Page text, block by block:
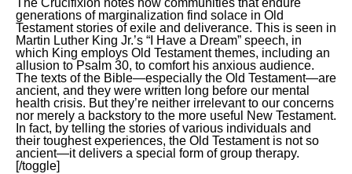
The Crucifixion notes how communities that endure
generations of marginalization find solace in Old
Testament stories of exile and deliverance. This is seen in
Martin Luther King Jr.’s “I Have a Dream” speech, in
which King employs Old Testament themes, including an
allusion to Psalm 30, to comfort his anxious audience.
The texts of the Bible—especially the Old Testament—are
ancient, and they were written long before our mental
health crisis. But they’re neither irrelevant to our concerns
nor merely a backstory to the more useful New Testament.
In fact, by telling the stories of various individuals and
their toughest experiences, the Old Testament is not so
ancient—it delivers a special form of group therapy.
[/toggle]